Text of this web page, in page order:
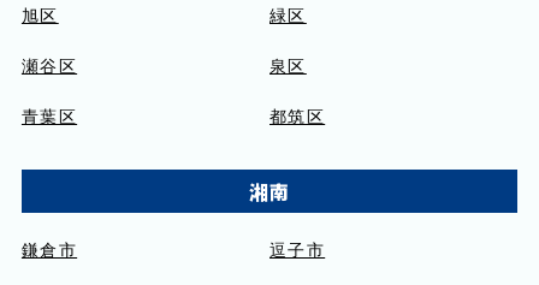
旭区 緑区
瀬谷区 泉区
青葉区 都筑区
湘南
鎌倉市 逗子市